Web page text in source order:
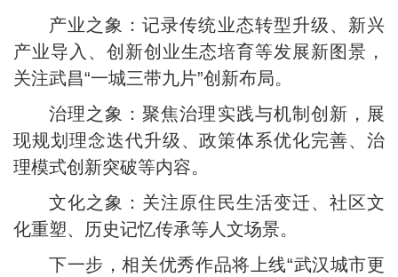
产业之象：记录传统业态转型升级、新兴
产业导入、创新创业生态培育等发展新图景，
关注武昌“一城三带九片”创新布局。
治理之象：聚焦治理实践与机制创新，展
现规划理念迭代升级、政策体系优化完善、治
理模式创新突破等内容。
文化之象：关注原住民生活变迁、社区文
化重塑、历史记忆传承等人文场景。
下一步，相关优秀作品将上线“武汉城市更